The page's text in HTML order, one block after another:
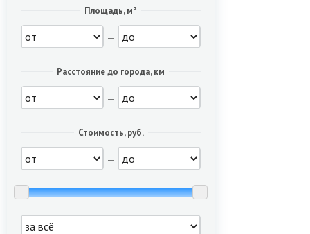
Площадь, м²
—
Расстояние до города, км
—
Стоимость, руб.
—